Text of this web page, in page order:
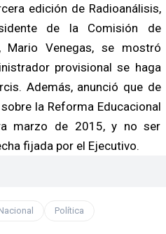
edición de Radioanálisis,
de la Comisión de
Mario Venegas, se mostró
provisional se haga
Además, anunció que de
la Reforma Educacional
marzo de 2015, y no ser
fijada por el Ejecutivo.
Política